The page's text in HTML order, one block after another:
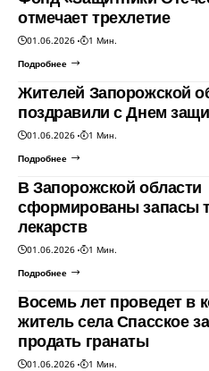
отмечает трехлетие
01.06.2026
1 Мин.
Подробнее
Жителей Запорожской
поздравили с Днем
01.06.2026
1 Мин.
Подробнее
В Запорожской области
сформированы запасы
лекарств
01.06.2026
1 Мин.
Подробнее
Восемь лет проведет в
житель села Спасское
продать гранаты
01.06.2026
1 Мин.